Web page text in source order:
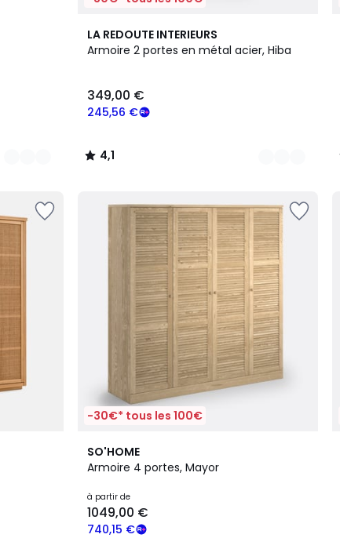
LA REDOUTE INTERIEURS
Armoire 2 portes en métal acier, Hiba
245,56 €
349,00 €
4,1
/ 5
6
Couleurs
4,1
/
-30€* tous les 100€
SO'HOME
Armoire 4 portes, Mayor
à partir de
740,15 €
1049,00 €
4
/
2
Couleurs